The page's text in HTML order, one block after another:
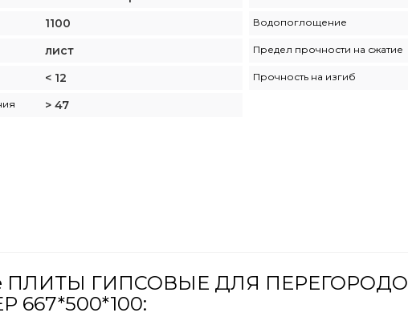
1100 Водопоглощение
лист Предел прочности на сжатие
< 12 Прочность на изгиб
> 47
ПЛИТЫ ГИПСОВЫЕ ДЛЯ